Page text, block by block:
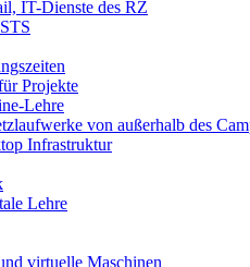
IT-Dienste des RZ
Projekte
Lehre
von außerhalb des
Infrastruktur
Lehre
virtuelle Maschinen